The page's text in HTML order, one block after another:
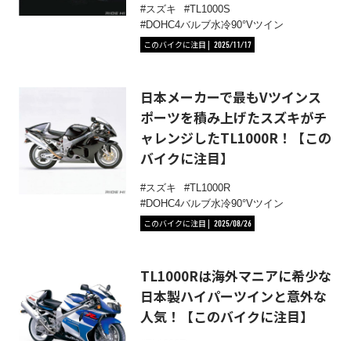
スズキ
TL1000S
DOHC4バルブ水冷90°Vツイン
このバイクに注目
2025/11/17
日本メーカーで最もVツインス
ポーツを積み上げたスズキがチ
ャレンジしたTL1000R！【この
バイクに注目】
スズキ
TL1000R
DOHC4バルブ水冷90°Vツイン
このバイクに注目
2025/08/26
TL1000Rは海外マニアに希少な
日本製ハイパーツインと意外な
人気！【このバイクに注目】